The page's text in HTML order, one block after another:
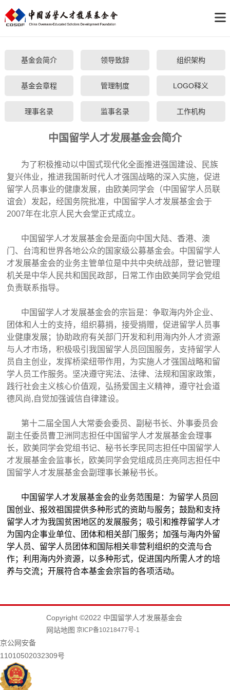
基金会简介 领导致辞 组织架构
基金会章程 管理制度 LOGO释义
理事名录 监事名录 工作机构
中国留学人才发展基金会简介
为了积极推动以中国式现代化全面推进强国建设、民族
复兴伟业，推进我国新时代人才强国战略的深入实施，促进
留学人员事业的健康发展，由欧美同学会（中国留学人员联
谊会）发起，经国务院批准，中国留学人才发展基金会于
2007年在北京人民大会堂正式成立。
中国留学人才发展基金会是面向中国大陆、香港、澳
门、台湾和世界各地公众的国家级公募基金会。中国留学人
才发展基金会的业务主管单位是中共中央统战部，登记管理
机关是中华人民共和国民政部，日常工作由欧美同学会党组
负责联系指导。
中国留学人才发展基金会的宗旨是：争取海内外企业、
团体和人士的支持，组织募捐，接受捐赠，促进留学人员事
业健康发展；协助政府有关部门开发和利用海内外人才资源
与人才市场，积极吸引我国留学人员回国服务，支持留学人
员自主创业，发挥桥梁纽带作用，为实施人才强国战略和留
学人员工作服务。坚决遵守宪法、法律、法规和国家政策，
践行社会主义核心价值观，弘扬爱国主义精神，遵守社会道
德风尚,自觉加强诚信自律建设。
第十二届全国人大常委会委员、副秘书长、外事委员会
副主任委员曹卫洲同志担任中国留学人才发展基金会理事
长，欧美同学会党组书记、秘书长李民同志担任中国留学人
才发展基金会监事长，欧美同学会党组成员庄亮同志担任中
国留学人才发展基金会副理事长兼秘书长。
中国留学人才发展基金会的业务范围是：为留学人员回
国创业、报效祖国提供多种形式的资助与服务；鼓励和支持
留学人才为我国贫困地区的发展服务；吸引和推荐留学人才
为国内企事业单位、团体和相关部门服务；加强与海内外留
学人员、留学人员团体和国际相关非营利组织的交流与合
作；利用海内外资源，以多种形式，促进国内所需人才的培
养与交流；开展符合本基金会宗旨的各项活动。
Copyright ©2022 中国留学人才发展基金会
网站地图 京ICP备10218477号-1
京公网安备
11010502032309号